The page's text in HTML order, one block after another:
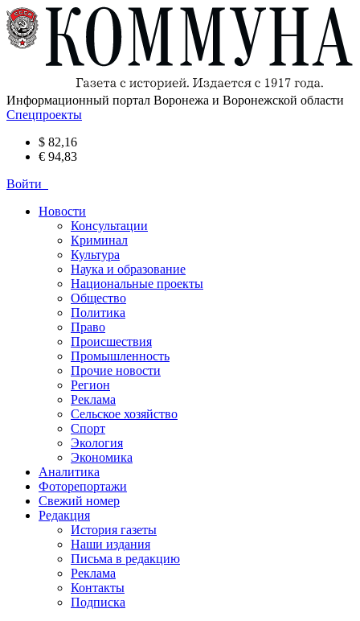
Информационный портал Воронежа и Воронежской области
Спецпроекты
$ 82,16
€ 94,83
Войти
Новости
Консультации
Криминал
Культура
Наука и образование
Национальные проекты
Общество
Политика
Право
Происшествия
Промышленность
Прочие новости
Регион
Реклама
Сельское хозяйство
Спорт
Экология
Экономика
Аналитика
Фоторепортажи
Свежий номер
Редакция
История газеты
Наши издания
Письма в редакцию
Реклама
Контакты
Подписка